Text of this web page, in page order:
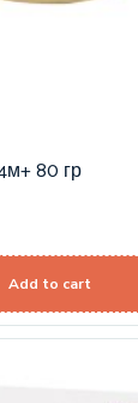
80 гр
Add to cart